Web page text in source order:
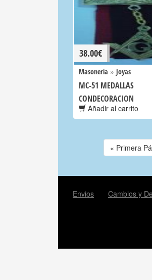
38.00€
Masoneria » Joyas
MC-51 MEDALLAS
CONDECORACION
Añadir al carrito
« Primera
Envios Cambios y